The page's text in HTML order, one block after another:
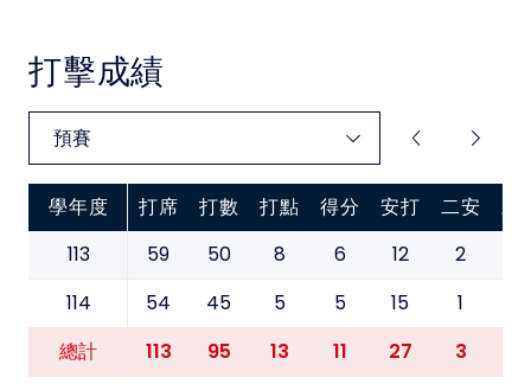
打擊成績
學年度 打席 打數 打點 得分 安打 二安 三
113 59 50 8 6 12 2
114
54 45 5 5 15 1
總計 113 95 13 11 27 3